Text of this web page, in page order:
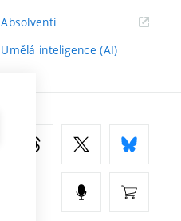
Absolventi(externí
Umělá inteligence (AI)